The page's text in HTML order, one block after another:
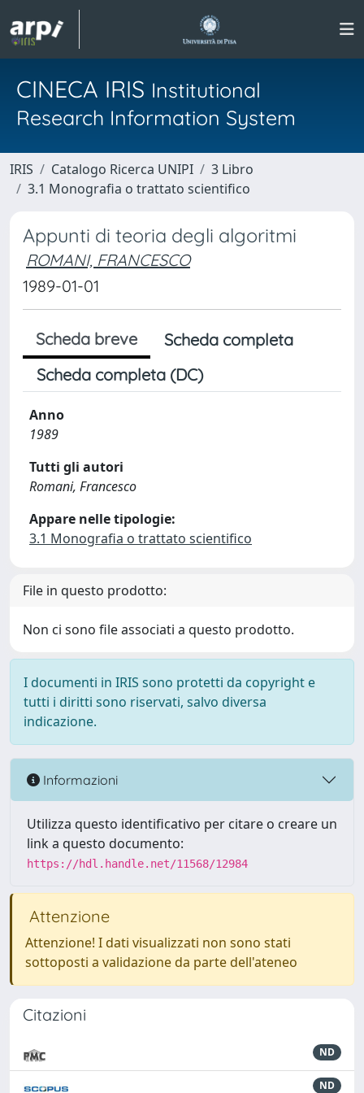
CINECA IRIS Institutional
Research Information System
IRIS Catalogo Ricerca UNIPI
3 Libro
3.1 Monografia o trattato scientifico
Appunti di teoria degli algoritmi
ROMANI, FRANCESCO
1989-01-01
Scheda breve
Scheda completa
Scheda completa (DC)
Anno
1989
Tutti gli autori
Romani, Francesco
Appare nelle tipologie:
3.1 Monografia o trattato scientifico
File in questo prodotto:
Non ci sono file associati a questo prodotto.
I documenti in IRIS sono protetti da copyright e
tutti i diritti sono riservati, salvo diversa
indicazione.
Informazioni
Utilizza questo identificativo per citare o creare un
link a questo documento:
https://hdl.handle.net/11568/12984
Attenzione
Attenzione! I dati visualizzati non sono stati
sottoposti a validazione da parte dell'ateneo
Citazioni
ND
ND